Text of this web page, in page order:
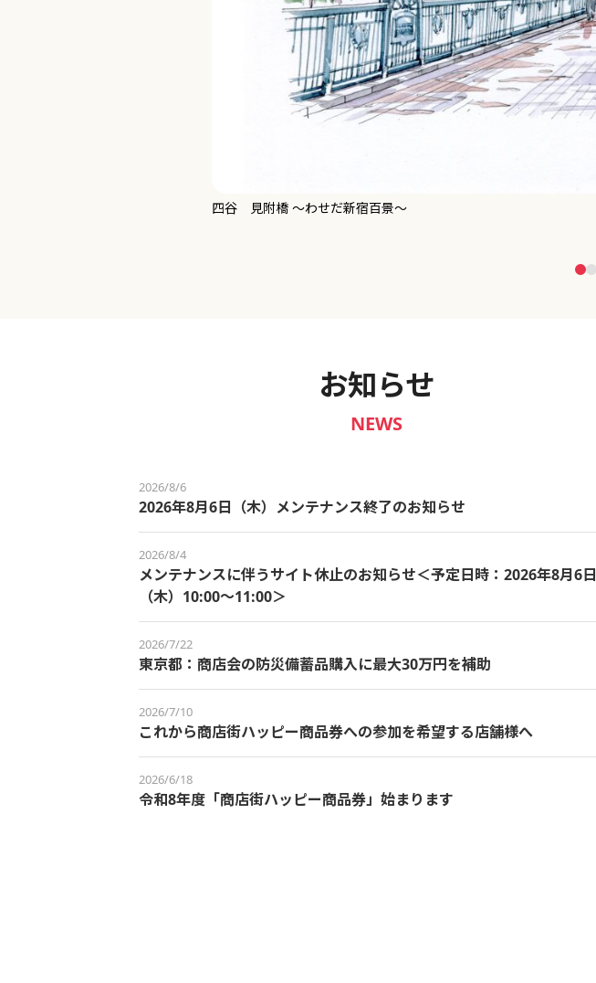
お知らせ
NEWS
2026/8/6
2026年8月6日（木）メンテナンス終了のお知らせ
2026/8/4
メンテナンスに伴うサイト休止のお知らせ＜予定日時：2026年8月6日
（木）10:00～11:00＞
2026/7/22
東京都：商店会の防災備蓄品購入に最大30万円を補助
2026/7/10
これから商店街ハッピー商品券への参加を希望する店舗様へ
2026/6/18
令和8年度「商店街ハッピー商品券」始まります